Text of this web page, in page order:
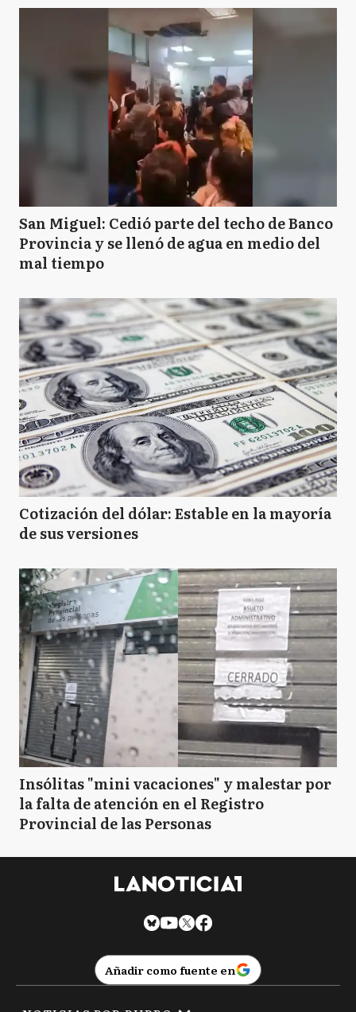
San Miguel: Cedió parte del techo de Banco
Provincia y se llenó de agua en medio del
mal tiempo
Cotización del dólar: Estable en la mayoría
de sus versiones
Insólitas "mini vacaciones" y malestar por
la falta de atención en el Registro
Provincial de las Personas
Añadir como fuente en